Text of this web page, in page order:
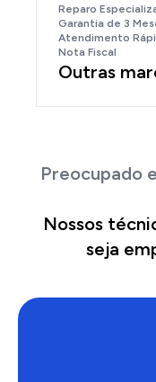
Reparo
Garantia de 3
Atendimento
Nota Fiscal
Outras
Preocupado
Nossos
seja